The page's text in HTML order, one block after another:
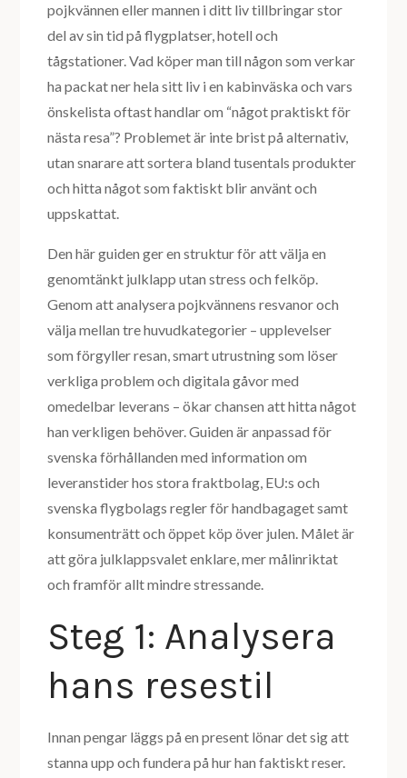
pojkvännen eller mannen i ditt liv tillbringar stor
del av sin tid på flygplatser, hotell och
tågstationer. Vad köper man till någon som verkar
ha packat ner hela sitt liv i en kabinväska och vars
önskelista oftast handlar om “något praktiskt för
nästa resa”? Problemet är inte brist på alternativ,
utan snarare att sortera bland tusentals produkter
och hitta något som faktiskt blir använt och
uppskattat.
Den här guiden ger en struktur för att välja en
genomtänkt julklapp utan stress och felköp.
Genom att analysera pojkvännens resvanor och
välja mellan tre huvudkategorier – upplevelser
som förgyller resan, smart utrustning som löser
verkliga problem och digitala gåvor med
omedelbar leverans – ökar chansen att hitta något
han verkligen behöver. Guiden är anpassad för
svenska förhållanden med information om
leveranstider hos stora fraktbolag, EU:s och
svenska flygbolags regler för handbagaget samt
konsumenträtt och öppet köp över julen. Målet är
att göra julklappsvalet enklare, mer målinriktat
och framför allt mindre stressande.
Steg 1: Analysera
hans resestil
Innan pengar läggs på en present lönar det sig att
stanna upp och fundera på hur han faktiskt reser.